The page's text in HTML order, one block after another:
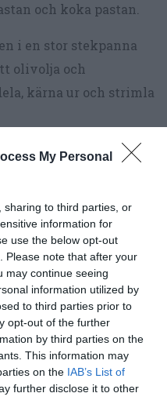
My Personal
sharing to third parties, or
information for
use the below opt-out
Please note that after your
may continue seeing
information utilized by
to third parties prior to
opt-out of the further
by third parties on the
This information may
on the IAB’s List of
further disclose it to other
och koka pastan.
i en stor stekpanna
olivolja och
kärna ur och strimla
någon minut i oljan
det tar färg.
vara frysta - och låt
medan pastan kokar
och den rivna
och svartpeppar -
svartpeppar. Klart